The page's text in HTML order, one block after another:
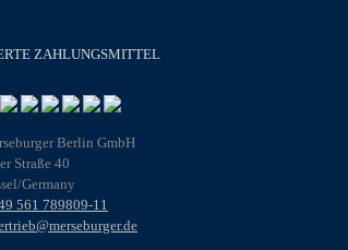
ZAHLUNGSMITTEL
Berlin GmbH
Straße 40
Germany
561 789809-11